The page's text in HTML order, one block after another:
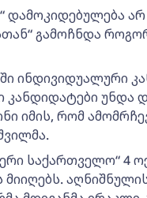
დამოკიდებულება არ
გამოჩნდა
ინდივიდუალური
უნდა
იმის, რომ
საქართველო“ 4
მიიღებს.